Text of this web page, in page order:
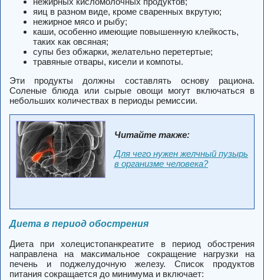
яиц в разном виде, кроме сваренных вкрутую;
нежирное мясо и рыбу;
каши, особенно имеющие повышенную клейкость,
таких как овсяная;
супы без обжарки, желательно перетертые;
травяные отвары, кисели и компоты.
Эти продукты должны составлять основу рациона.
Соленые блюда или сырые овощи могут включаться в
небольших количествах в периоды ремиссии.
Читайте также:
Для чего нужен желчный пузырь
в организме человека?
Диета в период обострения
Диета при холецистопанкреатите в период обострения
направлена на максимальное сокращение нагрузки на
печень и поджелудочную железу. Список продуктов
питания сокращается до минимума и включает: